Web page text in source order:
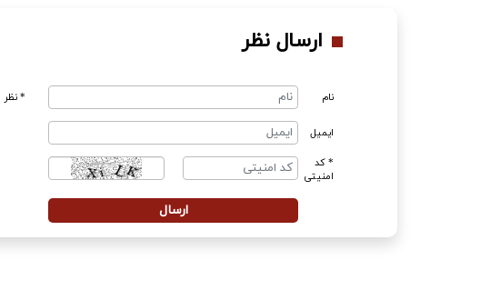
ارسال نظر
نام
ایمیل
* کد
امنیتی
* نظر